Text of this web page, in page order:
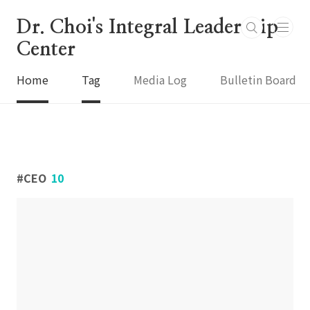
Dr. Choi's Integral Leadership
Center
Home Tag Media Log Bulletin Board
CEO 10